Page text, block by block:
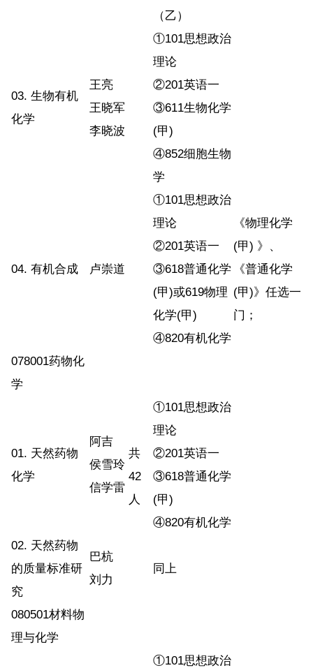
共
42
人
（乙）
03. 生物有机
化学
王亮
王晓军
李晓波
①101思想政治
理论
②201英语一
③611生物化学
(甲)
④852细胞生物
学
04. 有机合成 卢崇道
①101思想政治
理论
②201英语一
③618普通化学
(甲)或619物理
化学(甲)
④820有机化学
《物理化学
(甲) 》、
《普通化学
(甲)》任选一
门；
078001药物化
学
01. 天然药物
化学
阿吉
侯雪玲
信学雷
①101思想政治
理论
②201英语一
③618普通化学
(甲)
④820有机化学
02. 天然药物
的质量标准研
究
巴杭
刘力
同上
080501材料物
理与化学
①101思想政治